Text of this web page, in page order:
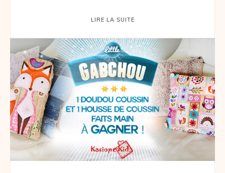
LIRE LA SUITE